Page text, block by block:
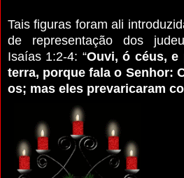
Tais figuras foram ali
de representação dos
Isaías 1:2-4: “Ouvi, ó céus,
terra, porque fala o Senhor:
os; mas eles prevaricaram